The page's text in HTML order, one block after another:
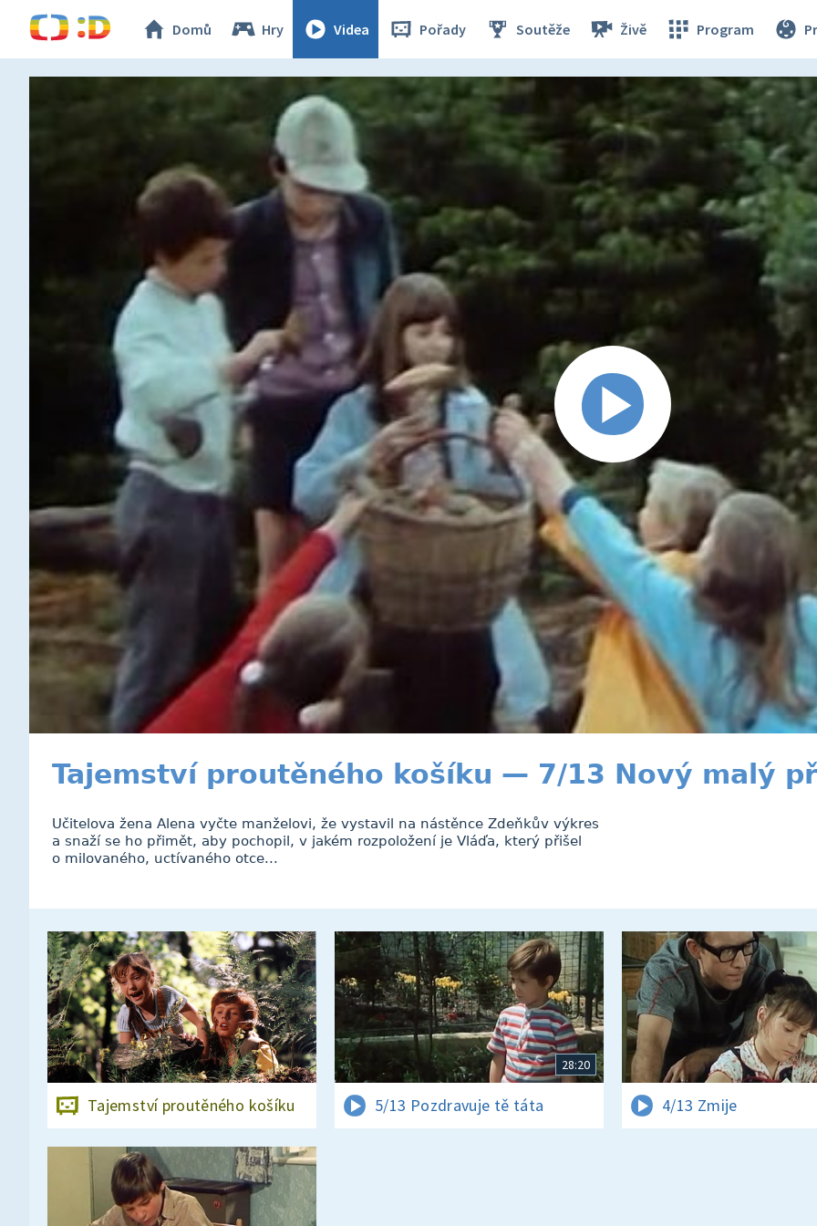
Domů Hry Videa Pořady Soutěže Živě Program
Tajemství proutěného košíku — 7/13 Nový malý
Učitelova žena Alena vyčte manželovi, že vystavil na nástěnce Zdeňkův výkres
a snaží se ho přimět, aby pochopil, v jakém rozpoložení je Vláďa, který přišel
o milovaného, uctívaného otce...
Tajemství proutěného košíku
28:20
5/13 Pozdravuje tě táta 4/13 Zmije